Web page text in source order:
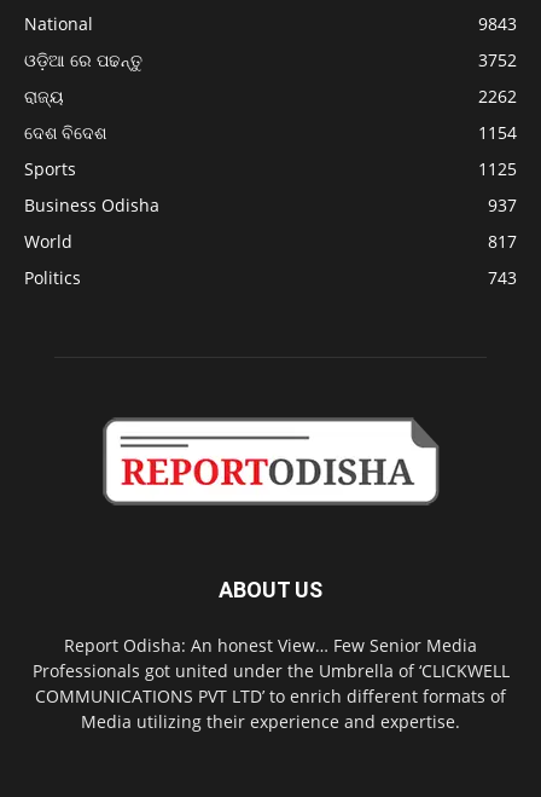
National
9843
ଓଡ଼ିଆ ରେ ପଢନ୍ତୁ
3752
ରାଜ୍ୟ
2262
ଦେଶ ବିଦେଶ
1154
Sports
1125
Business Odisha
937
World
817
Politics
743
ABOUT US
Report Odisha: An honest View… Few Senior Media
Professionals got united under the Umbrella of ‘CLICKWELL
COMMUNICATIONS PVT LTD’ to enrich different formats of
Media utilizing their experience and expertise.